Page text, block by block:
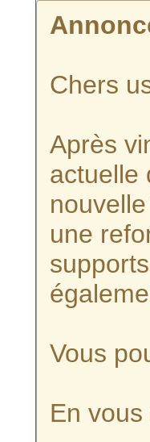
Chers
Après
actuelle
une
Vous
En